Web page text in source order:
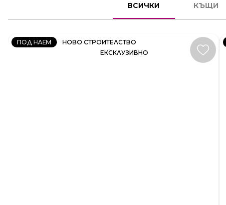
ВСИЧКИ КЪЩИ
ПОД НАЕМ
НОВО СТРОИТЕЛСТВО
ЕКСКЛУЗИВНО
35414